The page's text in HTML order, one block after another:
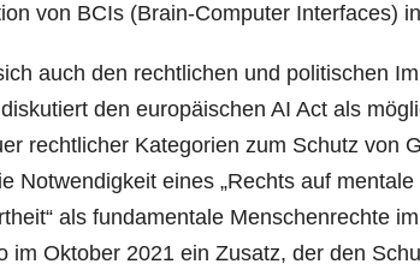
von BCIs (Brain-Computer Interfaces)
auch den rechtlichen und politischen
den europäischen AI Act als
rechtlicher Kategorien zum Schutz von
Notwendigkeit eines „Rechts auf
als fundamentale Menschenrechte
im Oktober 2021 ein Zusatz, der den